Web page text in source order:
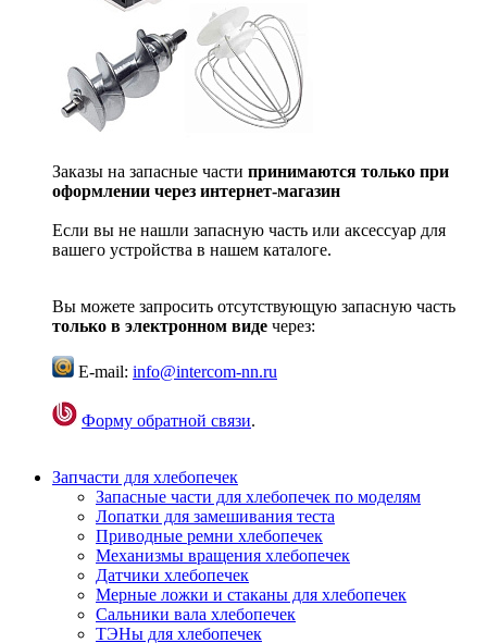
Заказы на запасные части принимаются только при
оформлении через интернет-магазин
Если вы не нашли запасную часть или аксессуар для
вашего устройства в нашем каталоге.
Вы можете запросить отсутствующую запасную часть
только в электронном виде через:
E-mail: info@intercom-nn.ru
Форму обратной связи.
Запчасти для хлебопечек
Запасные части для хлебопечек по моделям
Лопатки для замешивания теста
Приводные ремни хлебопечек
Механизмы вращения хлебопечек
Датчики хлебопечек
Мерные ложки и стаканы для хлебопечек
Сальники вала хлебопечек
ТЭНы для хлебопечек